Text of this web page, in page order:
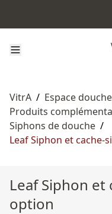
VitrA / Espace
Produits
Siphons de douche /
Leaf Siphon et cache-
Leaf Siphon et
option